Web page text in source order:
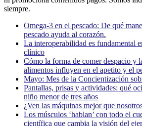
siempre.
Omega-3 en el pescado: De qué
pescado ayuda al corazón.
La interoperabilidad es fundamental
clínico
Cómo la forma de comer despacio y
alimentos influyen en el apetito y el
Mayo: Mes de la Concientización
Pantallas, prisas y actividades: qué
niño menor de tres años
¿Ven las máquinas mejor que
Los músculos ‘hablan’ con todo el
científica que cambia la visión del